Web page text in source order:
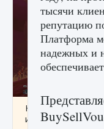
Как приручить
игре Creatures of
тысячи
репутацию
Платформа
надежных и